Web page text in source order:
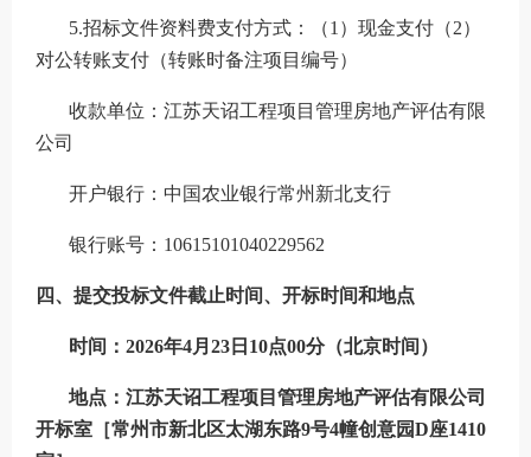
5.招标文件资料费支付方式：（1）现金支付（2）
对公转账支付（转账时备注项目编号）
收款单位：江苏天诏工程项目管理房地产评估有限
公司
开户银行：中国农业银行常州新北支行
银行账号： 10615101040229562
四、提交投标文件截止时间、开标时间和地点
时间：2026年4月23 日 10点00分（北京时间）
地点：江苏天诏工程项目管理房地产评估有限公司
开标室 ［常州市新北区太湖东路9号4幢创意园D座1410